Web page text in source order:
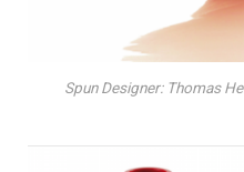
Spun Designer: Thomas